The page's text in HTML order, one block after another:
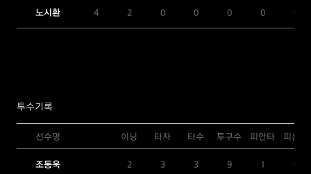
노시환 4 2 0 0 0 0 0
투수기록
선수명 이닝 타자 타수 투구수 피안타 피홈런
조동욱 2 3 3 9 1 0